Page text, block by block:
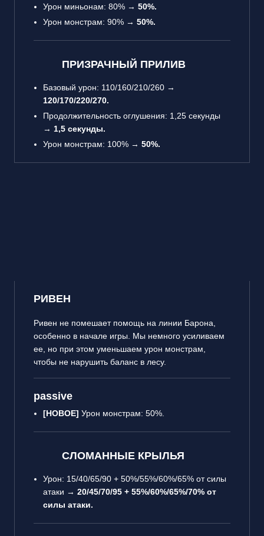
Урон миньонам: 80% → 50%.
Урон монстрам: 90% → 50%.
ПРИЗРАЧНЫЙ ПРИЛИВ
Базовый урон: 110/160/210/260 →
120/170/220/270.
Продолжительность оглушения: 1,25 секунды
→ 1,5 секунды.
Урон монстрам: 100% → 50%.
РИВЕН
Ривен не помешает помощь на линии Барона,
особенно в начале игры. Мы немного усиливаем
ее, но при этом уменьшаем урон монстрам,
чтобы не нарушить баланс в лесу.
passive
[НОВОЕ] Урон монстрам: 50%.
СЛОМАННЫЕ КРЫЛЬЯ
Урон: 15/40/65/90 + 50%/55%/60%/65% от силы
атаки → 20/45/70/95 + 55%/60%/65%/70% от
силы атаки.